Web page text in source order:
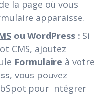
la page où vous
apparaisse.
ou WordPress : Si
CMS, ajoutez
Formulaire à votre
, vous pouvez
pour intégrer